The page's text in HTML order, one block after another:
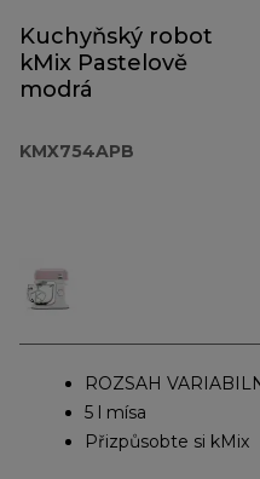
Kuchyňský robot
kMix Pastelově
modrá
KMX754APB
ROZSAH
5 l mísa
Přizpůsobte si kMix